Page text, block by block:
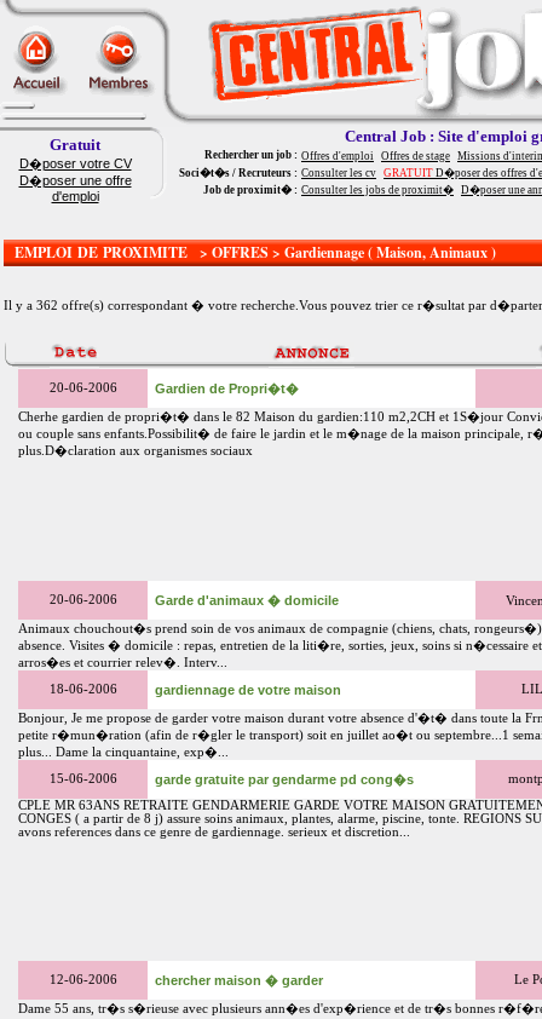
Gratuit
D�poser votre CV
D�poser une offre
d'emploi
Central Job : Site d'emploi
Rechercher un job : Offres d'emploi Offres de stage Missions
Soci�t�s / Recruteurs : Consulter les cv GRATUIT D�poser des offres
Job de proximit� : Consulter les jobs de proximit� D�poser une
EMPLOI DE PROXIMITE > OFFRES > Gardiennage ( Maison, Animaux )
Il y a 362 offre(s) correspondant � votre recherche.Vous pouvez trier ce r�sultat par
20-06-2006 Gardien de Propri�t�
Cherhe gardien de propri�t� dans le 82 Maison du gardien:110 m2,2CH et 1S�jour
ou couple sans enfants.Possibilit� de faire le jardin et le m�nage de la maison principale,
plus.D�claration aux organismes sociaux
20-06-2006 Garde d'animaux � domicile
Animaux chouchout�s prend soin de vos animaux de compagnie (chiens, chats,
absence. Visites � domicile : repas, entretien de la liti�re, sorties, jeux, soins si n�cessaire et
arros�es et courrier relev�. Interv...
18-06-2006
gardiennage de votre maison
Bonjour, Je me propose de garder votre maison durant votre absence d'�t� dans toute la
petite r�mun�ration (afin de r�gler le transport) soit en juillet ao�t ou septembre...1
plus... Dame la cinquantaine, exp�...
15-06-2006
garde gratuite par gendarme pd cong�s
CPLE MR 63ANS RETRAITE GENDARMERIE GARDE VOTRE MAISON
CONGES ( a partir de 8 j) assure soins animaux, plantes, alarme, piscine, tonte. REGIONS
avons references dans ce genre de gardiennage. serieux et discretion...
12-06-2006 chercher maison � garder Le
Dame 55 ans, tr�s s�rieuse avec plusieurs ann�es d'exp�rience et de tr�s bonnes